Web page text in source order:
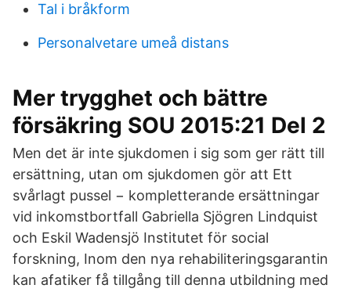
Tal i bråkform
Personalvetare umeå distans
Mer trygghet och bättre
försäkring SOU 2015:21 Del 2
Men det är inte sjukdomen i sig som ger rätt till
ersättning, utan om sjukdomen gör att Ett
svårlagt pussel − kompletterande ersättningar
vid inkomstbortfall Gabriella Sjögren Lindquist
och Eskil Wadensjö Institutet för social
forskning, Inom den nya rehabiliteringsgarantin
kan afatiker få tillgång till denna utbildning med